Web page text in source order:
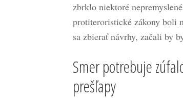
zbrklo niektoré
protiteroristické zákony boli
sa zbierať návrhy, začali by
Smer potrebuje
prešľapy